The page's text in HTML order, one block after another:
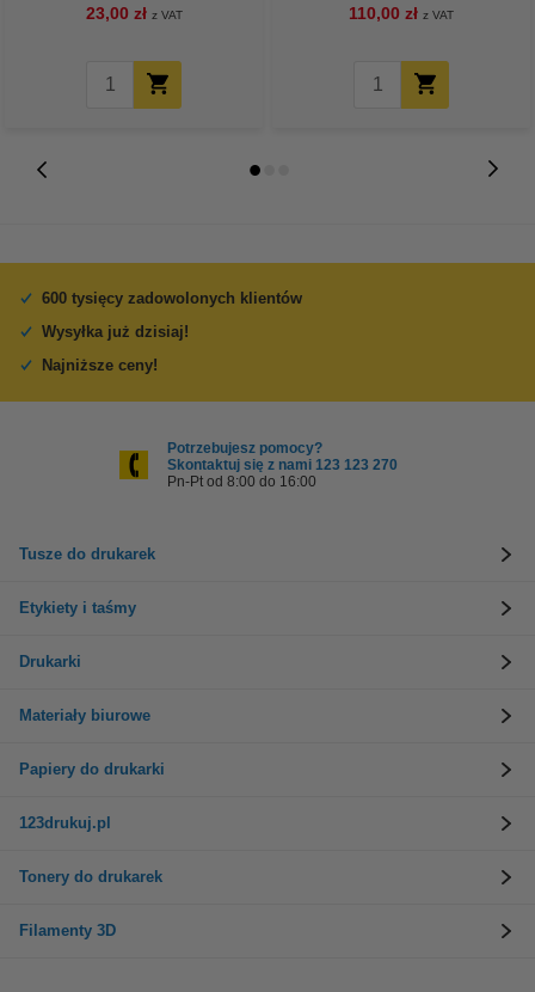
23,00 zł z VAT 110,00 zł z VAT
600 tysięcy zadowolonych klientów
Wysyłka już dzisiaj!
Najniższe ceny!
Potrzebujesz pomocy?
Skontaktuj się z nami 123 123 270
Pn-Pt od 8:00 do 16:00
Tusze do drukarek
Etykiety i taśmy
Drukarki
Materiały biurowe
Papiery do drukarki
123drukuj.pl
Tonery do drukarek
Filamenty 3D